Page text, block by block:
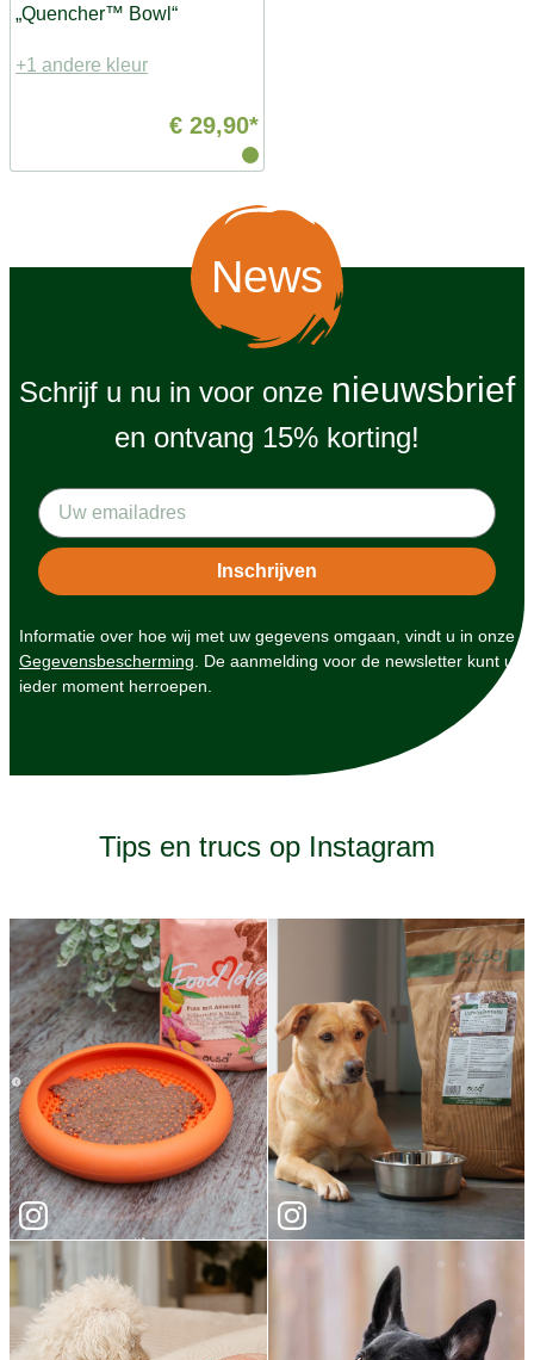
„Quencher™ Bowl“
+1 andere kleur
€ 29,90*
News
Schrijf u nu in voor onze nieuwsbrief
en ontvang 15% korting!
Informatie over hoe wij met uw gegevens omgaan, vindt u in onze
Gegevensbescherming . De aanmelding voor de newsletter kunt u
ieder moment herroepen.
Tips en trucs op Instagram